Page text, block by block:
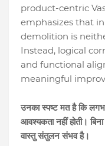
product-centric
emphasizes that
demolition is
Instead, logical
and functional
meaningful
उनका स्पष्ट मत है कि
आवश्यकता नहीं होती। बिना
वास्तु संतुलन संभव है।